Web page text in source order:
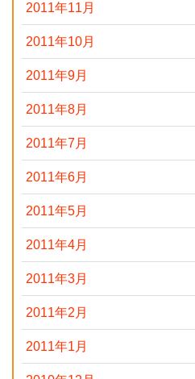
2011年11月
2011年10月
2011年9月
2011年8月
2011年7月
2011年6月
2011年5月
2011年4月
2011年3月
2011年2月
2011年1月